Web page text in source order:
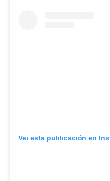
Ver esta publicación en